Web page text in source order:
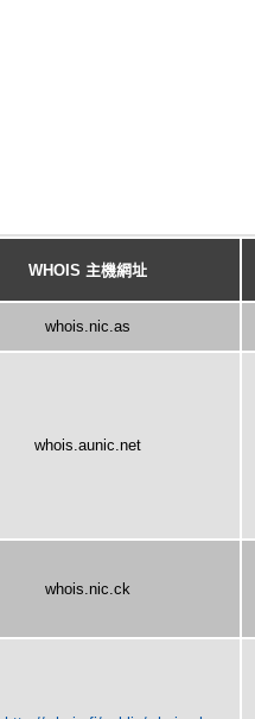
WHOIS 主機網址
whois.nic.as
whois.aunic.net
whois.nic.ck